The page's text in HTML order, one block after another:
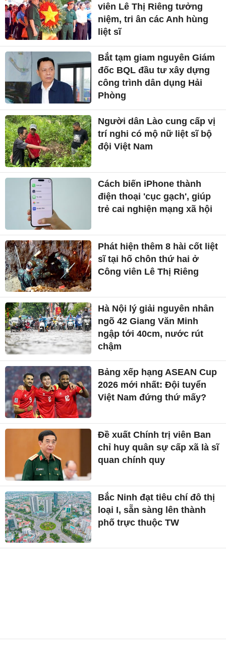
viên Lê Thị Riêng tưởng
niệm, tri ân các Anh hùng
liệt sĩ
Bắt tạm giam nguyên Giám
đốc BQL đầu tư xây dựng
công trình dân dụng Hải
Phòng
Người dân Lào cung cấp vị
trí nghi có mộ nữ liệt sĩ bộ
đội Việt Nam
Cách biến iPhone thành
điện thoại 'cục gạch', giúp
trẻ cai nghiện mạng xã hội
Phát hiện thêm 8 hài cốt liệt
sĩ tại hố chôn thứ hai ở
Công viên Lê Thị Riêng
Hà Nội lý giải nguyên nhân
ngõ 42 Giang Văn Minh
ngập tới 40cm, nước rút
chậm
Bảng xếp hạng ASEAN Cup
2026 mới nhất: Đội tuyển
Việt Nam đứng thứ mấy?
Đề xuất Chính trị viên Ban
chỉ huy quân sự cấp xã là sĩ
quan chính quy
Bắc Ninh đạt tiêu chí đô thị
loại I, sẵn sàng lên thành
phố trực thuộc TW